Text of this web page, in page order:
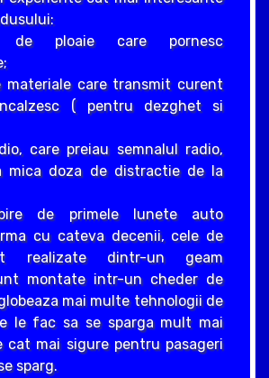
de ploaie care pornesc
care transmit curent
( pentru dezghet si
care preiau semnalul radio,
mica doza de distractie de la
de primele lunete auto
cu cateva decenii, cele de
realizate dintr-un geam
montate intr-un cheder de
mai multe tehnologii de
le fac sa se sparga mult mai
cat mai sigure pentru pasageri
sparg.